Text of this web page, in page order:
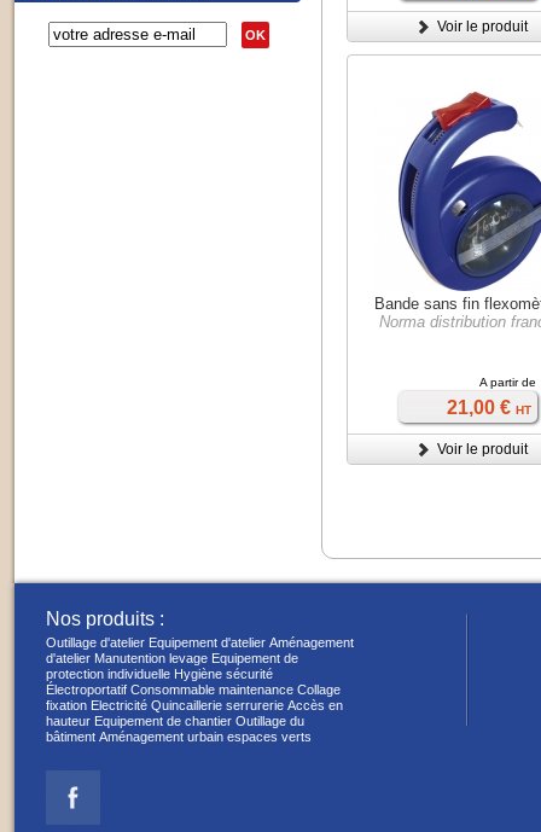
OK Voir le produit
Bande sans fin
Norma distribution
A partir de
21,00 € HT
Voir le produit
Nos produits :
Outillage d'atelier Equipement d'atelier Aménagement
d'atelier Manutention levage Equipement de
protection individuelle Hygiène sécurité
Électroportatif Consommable maintenance Collage
fixation Electricité Quincaillerie serrurerie Accès en
hauteur Equipement de chantier Outillage du
bâtiment Aménagement urbain espaces verts